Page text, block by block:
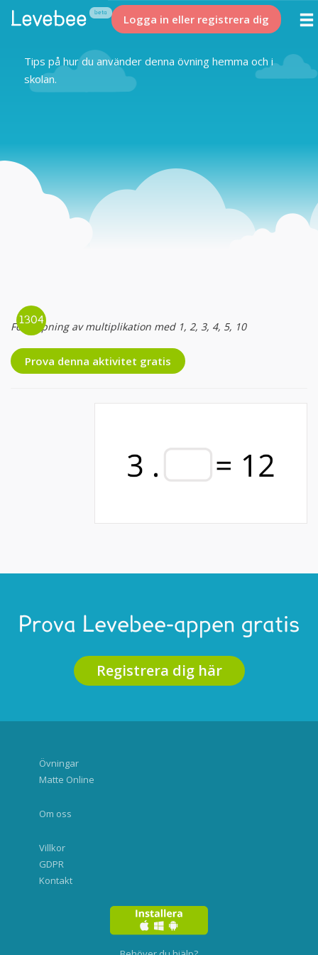
Logga in eller registrera dig
Tips på hur du använder denna övning hemma och i
skolan.
Fördjupning av multiplikation med 1, 2, 3, 4, 5, 10
Prova denna aktivitet gratis
Prova Levebee-appen gratis
Registrera dig här
Övningar
Matte Online
Om oss
Villkor
GDPR
Kontakt